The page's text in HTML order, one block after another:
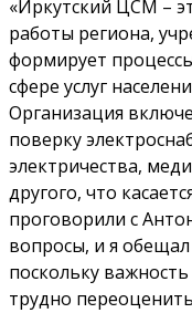
«Иркутский ЦСМ –
работы региона,
формирует
сфере услуг
Организация
поверку
электричества,
другого, что
проговорили с
вопросы, и я
поскольку
трудно